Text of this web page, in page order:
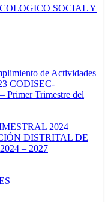
SOCIAL Y
de Actividades
CODISEC-
Trimestre del
2024
DISTRITAL DE
– 2027